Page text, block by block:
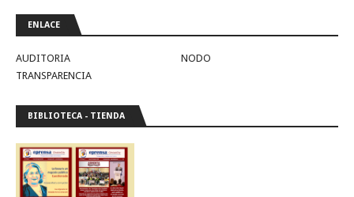
ENLACE
AUDITORIA
NODO
TRANSPARENCIA
BIBLIOTECA - TIENDA